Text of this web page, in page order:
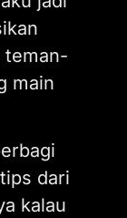
teman-
main
dari
kalau